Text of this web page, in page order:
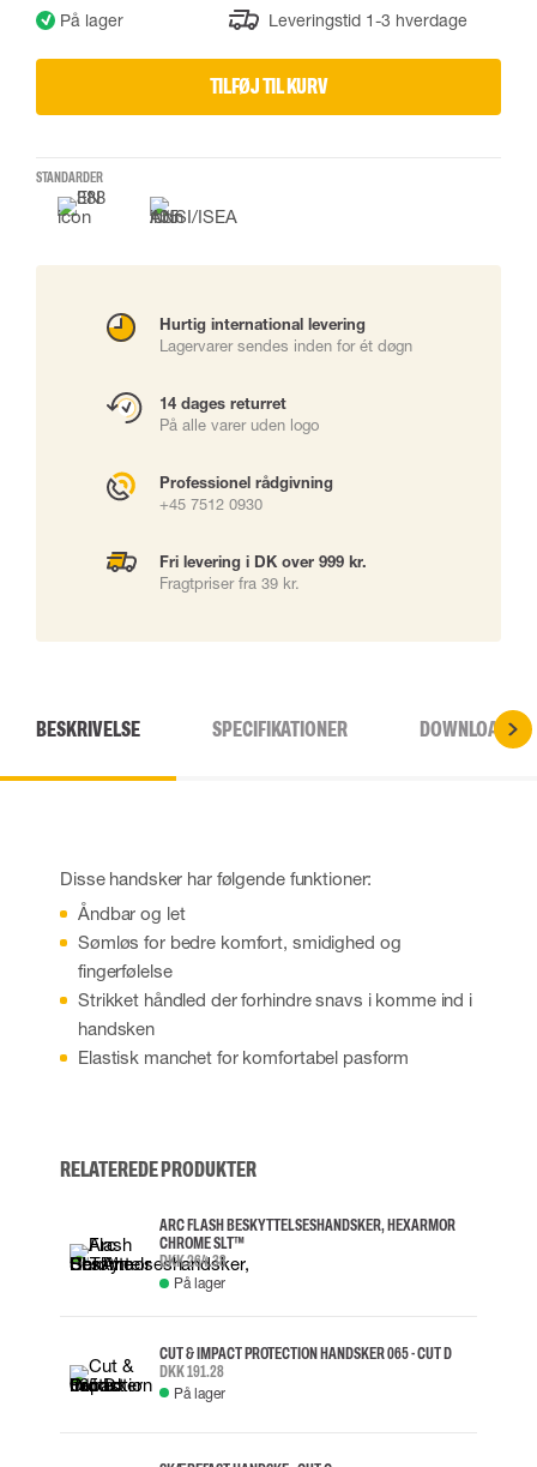
På lager Leveringstid 1-3 hverdage
TILFØJ TIL KURV
STANDARDER
Hurtig international levering
Lagervarer sendes inden for ét døgn
14 dages returret
På alle varer uden logo
Professionel rådgivning
+45 7512 0930
Fri levering i DK over 999 kr.
Fragtpriser fra 39 kr.
BESKRIVELSE SPECIFIKATIONER DOWNLOADS
Disse handsker har følgende funktioner:
Åndbar og let
Sømløs for bedre komfort, smidighed og
fingerfølelse
Strikket håndled der forhindre snavs i komme ind i
handsken
Elastisk manchet for komfortabel pasform
RELATEREDE PRODUKTER
ARC FLASH BESKYTTELSESHANDSKER, HEXARMOR
CHROME SLT™
DKK 264.38
På lager
CUT & IMPACT PROTECTION HANDSKER 065 - CUT D
DKK 191.28
På lager